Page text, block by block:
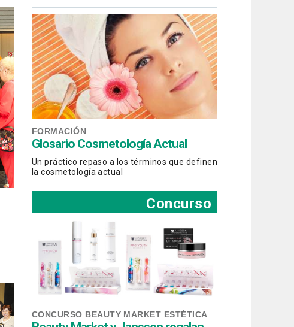
FORMACIÓN
Glosario Cosmetología Actual
Un práctico repaso a los términos que definen
la cosmetología actual
Concurso
CONCURSO BEAUTY MARKET ESTÉTICA